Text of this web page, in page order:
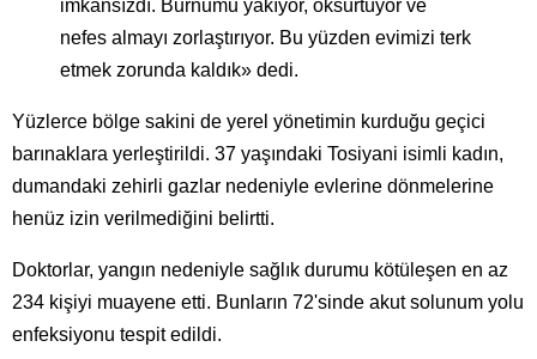
imkansızdı. Burnumu yakıyor, öksürtüyor ve
nefes almayı zorlaştırıyor. Bu yüzden evimizi terk
etmek zorunda kaldık» dedi.
Yüzlerce bölge sakini de yerel yönetimin kurduğu geçici
barınaklara yerleştirildi. 37 yaşındaki Tosiyani isimli kadın,
dumandaki zehirli gazlar nedeniyle evlerine dönmelerine
henüz izin verilmediğini belirtti.
Doktorlar, yangın nedeniyle sağlık durumu kötüleşen en az
234 kişiyi muayene etti. Bunların 72'sinde akut solunum yolu
enfeksiyonu tespit edildi.